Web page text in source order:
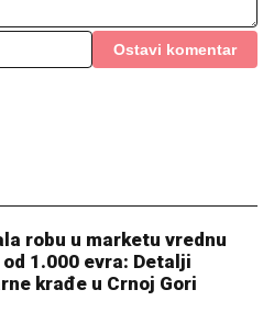
mu: "Vidimo se na
pare"
PEVAČICASnimak
silikoni u prvom
njenom skandalu sa 20
brujao Balkan